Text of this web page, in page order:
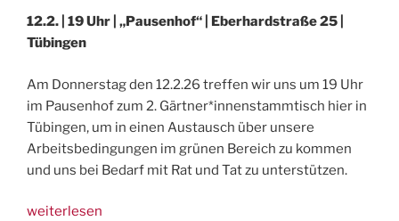
12.2. | 19 Uhr | „Pausenhof“ | Eberhardstraße 25 |
Tübingen
Am Donnerstag den 12.2.26 treffen wir uns um 19 Uhr
im Pausenhof zum 2. Gärtner*innenstammtisch hier in
Tübingen, um in einen Austausch über unsere
Arbeitsbedingungen im grünen Bereich zu kommen
und uns bei Bedarf mit Rat und Tat zu unterstützen.
„12.2.,
weiterlesen